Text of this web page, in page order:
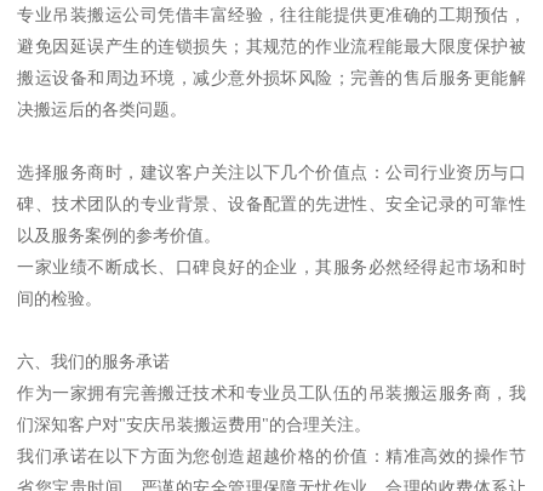
专业吊装搬运公司凭借丰富经验，往往能提供更准确的工期预估，
避免因延误产生的连锁损失；其规范的作业流程能最大限度保护被
搬运设备和周边环境，减少意外损坏风险；完善的售后服务更能解
决搬运后的各类问题。
选择服务商时，建议客户关注以下几个价值点：公司行业资历与口
碑、技术团队的专业背景、设备配置的先进性、安全记录的可靠性
以及服务案例的参考价值。
一家业绩不断成长、口碑良好的企业，其服务必然经得起市场和时
间的检验。
六、我们的服务承诺
作为一家拥有完善搬迁技术和专业员工队伍的吊装搬运服务商，我
们深知客户对"安庆吊装搬运费用"的合理关注。
我们承诺在以下方面为您创造超越价格的价值：精准高效的操作节
省您宝贵时间、严谨的安全管理保障无忧作业、合理的收费体系让